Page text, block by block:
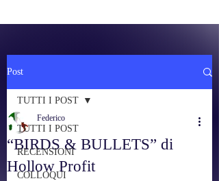
Post
TUTTI I POST
RECENSIONI
COLLOQUI
TUTTI I POST
“BIRDS & BULLETS” di
Hollow Profit
Federico